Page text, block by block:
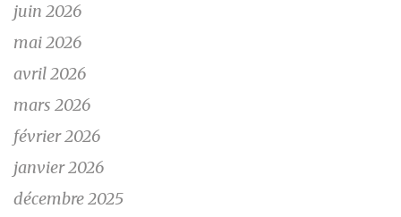
juin 2026
mai 2026
avril 2026
mars 2026
février 2026
janvier 2026
décembre 2025